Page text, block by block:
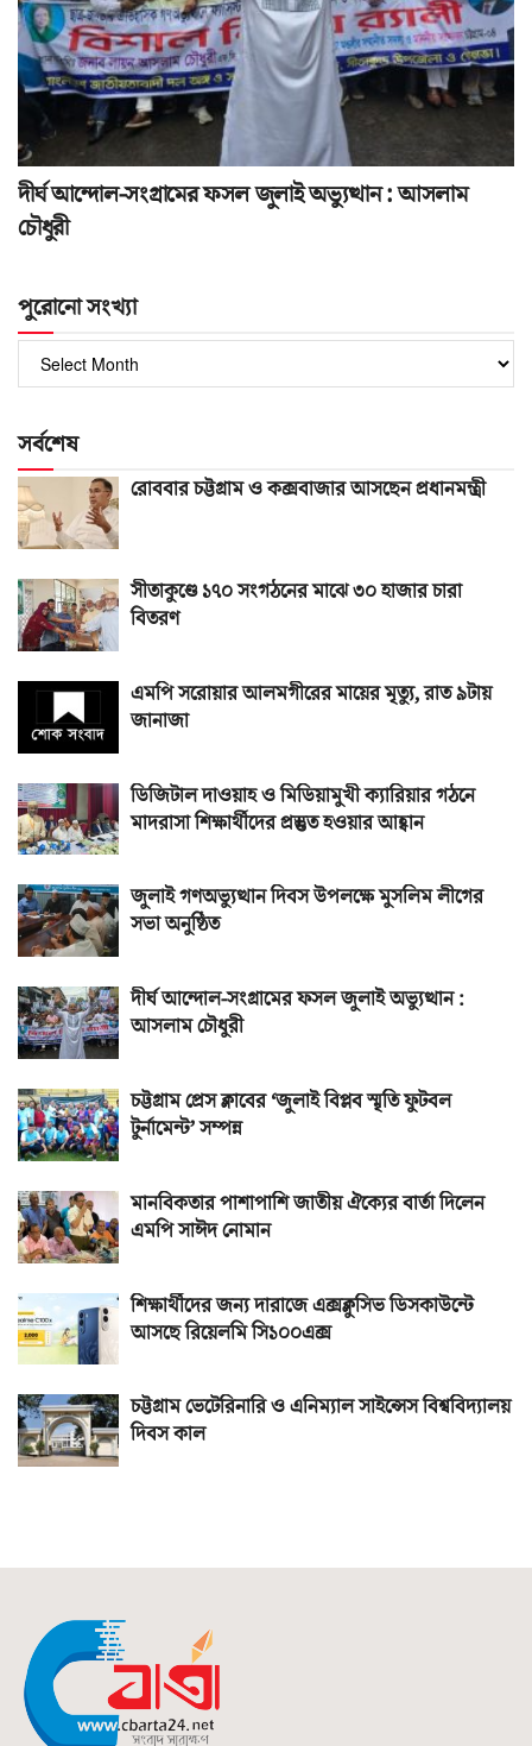
দীর্ঘ আন্দোল-সংগ্রামের ফসল জুলাই অভ্যুত্থান : আসলাম
চৌধুরী
পুরোনো সংখ্যা
পুরোনো
সংখ্যা
সর্বশেষ
রোববার চট্টগ্রাম ও কক্সবাজার আসছেন প্রধানমন্ত্রী
সীতাকুণ্ডে ১৭০ সংগঠনের মাঝে ৩০ হাজার চারা
বিতরণ
এমপি সরোয়ার আলমগীরের মায়ের মৃত্যু, রাত ৯টায়
জানাজা
ডিজিটাল দাওয়াহ ও মিডিয়ামুখী ক্যারিয়ার গঠনে
মাদরাসা শিক্ষার্থীদের প্রস্তুত হওয়ার আহ্বান
জুলাই গণঅভ্যুত্থান দিবস উপলক্ষে মুসলিম লীগের
সভা অনুষ্ঠিত
দীর্ঘ আন্দোল-সংগ্রামের ফসল জুলাই অভ্যুত্থান :
আসলাম চৌধুরী
চট্টগ্রাম প্রেস ক্লাবের ‘জুলাই বিপ্লব স্মৃতি ফুটবল
টুর্নামেন্ট’ সম্পন্ন
মানবিকতার পাশাপাশি জাতীয় ঐক্যের বার্তা দিলেন
এমপি সাঈদ নোমান
শিক্ষার্থীদের জন্য দারাজে এক্সক্লুসিভ ডিসকাউন্টে
আসছে রিয়েলমি সি১০০এক্স
চট্টগ্রাম ভেটেরিনারি ও এনিম্যাল সাইন্সেস বিশ্ববিদ্যালয়
দিবস কাল